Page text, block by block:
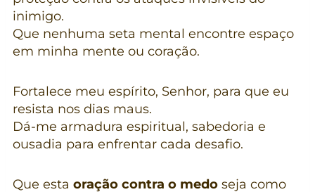
inimigo.
Que nenhuma seta mental encontre espaço
em minha mente ou coração.
Fortalece meu espírito, Senhor, para que eu
resista nos dias maus.
Dá-me armadura espiritual, sabedoria e
ousadia para enfrentar cada desafio.
Que esta oração contra o medoseja como